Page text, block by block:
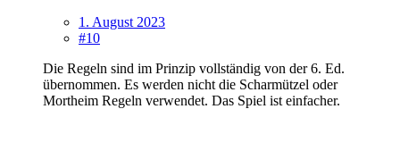
1. August 2023
#10
Die Regeln sind im Prinzip vollständig von der 6. Ed.
übernommen. Es werden nicht die Scharmützel oder
Mortheim Regeln verwendet. Das Spiel ist einfacher.